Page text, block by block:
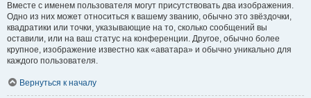
Вместе с именем пользователя могут присутствовать два изображения.
Одно из них может относиться к вашему званию, обычно это звёздочки,
квадратики или точки, указывающие на то, сколько сообщений вы
оставили, или на ваш статус на конференции. Другое, обычно более
крупное, изображение известно как «аватара» и обычно уникально для
каждого пользователя.
Вернуться к началу